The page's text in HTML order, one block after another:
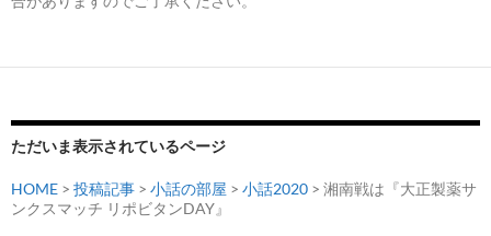
ただいま表示されているページ
HOME > 投稿記事 > 小話の部屋 > 小話2020 > 湘南戦は『大正製薬サ
ンクスマッチ リポビタンDAY』